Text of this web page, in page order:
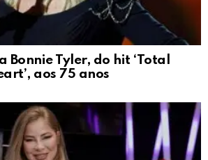
Tyler, do hit ‘Total
aos 75 anos